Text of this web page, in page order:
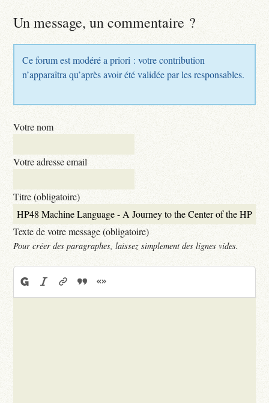
Un message, un commentaire ?
Ce forum est modéré a priori : votre contribution
n’apparaîtra qu’après avoir été validée par les responsables.
Votre nom
Votre adresse email
Titre (obligatoire)
Texte de votre message (obligatoire)
Pour créer des paragraphes, laissez simplement des lignes vides.